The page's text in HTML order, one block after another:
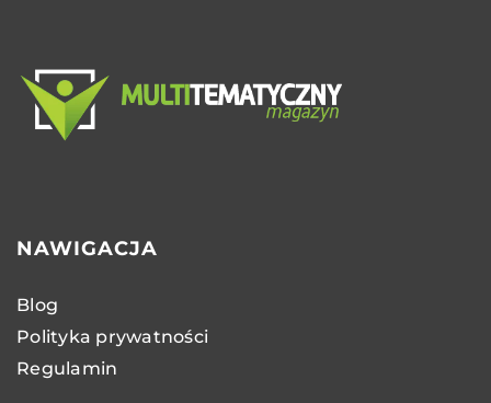
NAWIGACJA
Blog
Polityka prywatności
Regulamin